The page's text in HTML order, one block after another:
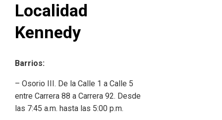
Localidad
Kennedy
Barrios:
– Osorio III. De la Calle 1 a Calle 5
entre Carrera 88 a Carrera 92. Desde
las 7:45 a.m. hasta las 5:00 p.m.